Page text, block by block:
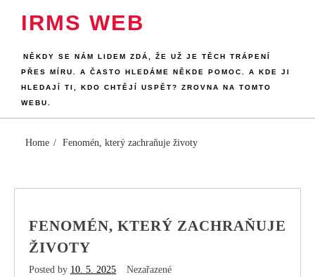
IRMS WEB
NĚKDY SE NÁM LIDEM ZDÁ, ŽE UŽ JE TĚCH TRÁPENÍ
PŘES MÍRU. A ČASTO HLEDÁME NĚKDE POMOC. A KDE JI
HLEDAJÍ TI, KDO CHTĚJÍ USPĚT? ZROVNA NA TOMTO
WEBU.
Home Fenomén, který zachraňuje životy
FENOMÉN, KTERÝ ZACHRAŇUJE
ŽIVOTY
Posted by 10. 5. 2025 Nezařazené